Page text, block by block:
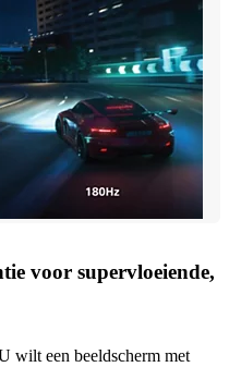
voor supervloeiende,
wilt een beeldscherm met